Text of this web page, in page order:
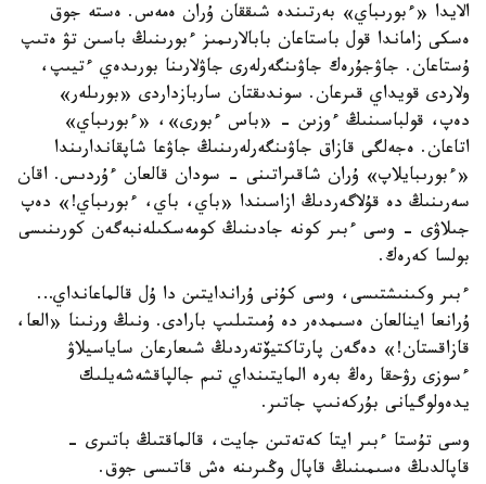
الايدا «ءبورىباي» بەرتىندە شىققان ۇران ەمەس. ەستە جوق
ەسكى زاماندا قول باستاعان بابالارىمىز ءبورىنىڭ باسىن تۋ ەتىپ
ۇستاعان. جاۋجۇرەك جاۋىنگەرلەرى جاۋلارىنا بورىدەي ءتيىپ،
ولاردى قويداي قىرعان. سوندىقتان ساربازداردى «بورىلەر»
دەپ، قولباسىنىڭ ءوزىن - «باس ءبورى»، «ءبورىباي»
اتاعان. ەجەلگى قازاق جاۋىنگەرلەرىنىڭ جاۋعا شاپقاندارىندا
«ءبورىبايلاپ» ۇران شاقىراتىنى - سودان قالعان ءۇردىس. اقان
سەرىنىڭ دە قۇلاگەردىڭ ازاسىندا «باي، باي، ءبورىباي!» دەپ
جىلاۋى - وسى ءبىر كونە جادىنىڭ كومەسكىلەنبەگەن كورىنىسى
بولسا كەرەك.
ءبىر وكىنىشتىسى، وسى كۇنى ۇراندايتىن دا ۇل قالماعانداي…
ۇرانعا اينالعان ەسىمدەر دە ۇمىتىلىپ بارادى. ونىڭ ورنىنا «العا،
قازاقستان!» دەگەن پارتاكتيۆتەردىڭ شىعارعان ساياسيلاۋ
ءسوزى رۋحقا رەڭ بەرە المايتىنداي تىم جالپاقشەشەيلىك
يدەولوگيانى بۇركەنىپ جاتىر.
وسى تۇستا ءبىر ايتا كەتەتىن جايت، قالماقتىڭ باتىرى -
قاپالدىڭ ەسىمىنىڭ قاپال وڭىرىنە ەش قاتىسى جوق.